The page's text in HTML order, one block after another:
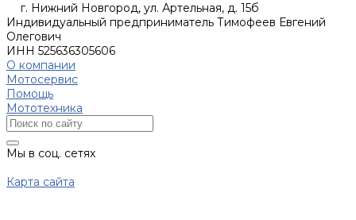
г. Нижний Новгород, ул. Артельная, д. 15б
Индивидуальный предприниматель Тимофеев Евгений
Олегович
ИНН 525636305606
О компании
Мотосервис
Помощь
Мототехника
Мы в соц. сетях
Карта сайта